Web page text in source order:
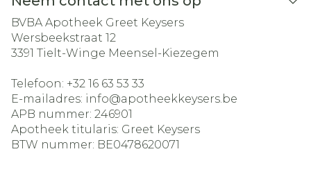
BVBA Apotheek Greet Keysers
Wersbeekstraat 12
3391 Tielt-Winge Meensel-Kiezegem
Telefoon: +32 16 63 53 33
E-mailadres: info@apotheekkeysers.be
APB nummer: 246901
Apotheek titularis: Greet Keysers
BTW nummer: BE0478620071